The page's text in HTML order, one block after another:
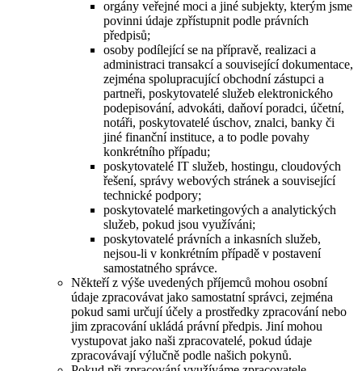
orgány veřejné moci a jiné subjekty, kterým jsme
povinni údaje zpřístupnit podle právních
předpisů;
osoby podílející se na přípravě, realizaci a
administraci transakcí a související dokumentace,
zejména spolupracující obchodní zástupci a
partneři, poskytovatelé služeb elektronického
podepisování, advokáti, daňoví poradci, účetní,
notáři, poskytovatelé úschov, znalci, banky či
jiné finanční instituce, a to podle povahy
konkrétního případu;
poskytovatelé IT služeb, hostingu, cloudových
řešení, správy webových stránek a související
technické podpory;
poskytovatelé marketingových a analytických
služeb, pokud jsou využíváni;
poskytovatelé právních a inkasních služeb,
nejsou-li v konkrétním případě v postavení
samostatného správce.
Někteří z výše uvedených příjemců mohou osobní
údaje zpracovávat jako samostatní správci, zejména
pokud sami určují účely a prostředky zpracování nebo
jim zpracování ukládá právní předpis. Jiní mohou
vystupovat jako naši zpracovatelé, pokud údaje
zpracovávají výlučně podle našich pokynů.